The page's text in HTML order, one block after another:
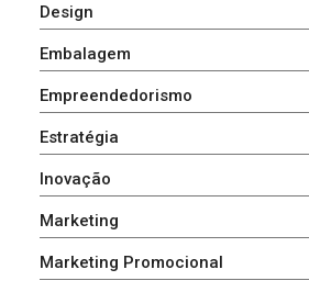
Design
Embalagem
Empreendedorismo
Estratégia
Inovação
Marketing
Marketing Promocional